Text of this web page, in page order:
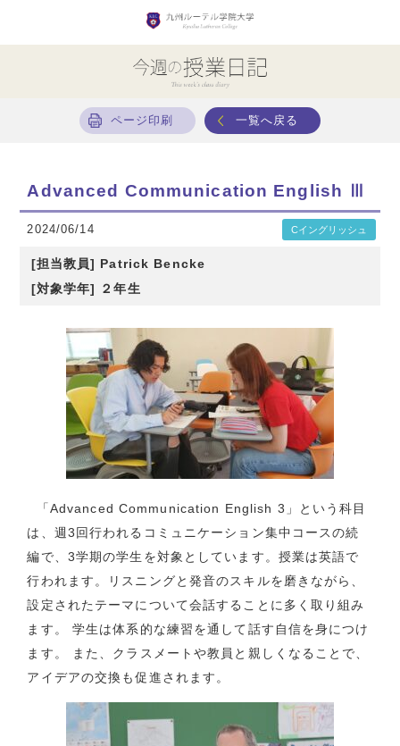
一覧へ戻る
ページ印刷
Advanced Communication English Ⅲ
2024/06/14 Cイングリッシュ
[担当教員] Patrick Bencke
[対象学年] ２年生
「Advanced Communication English 3」という科目
は、週3回行われるコミュニケーション集中コースの続
編で、3学期の学生を対象としています。授業は英語で
行われます。リスニングと発音のスキルを磨きながら、
設定されたテーマについて会話することに多く取り組み
ます。 学生は体系的な練習を通して話す自信を身につけ
ます。 また、クラスメートや教員と親しくなることで、
アイデアの交換も促進されます。